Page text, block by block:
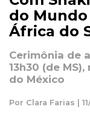
do
África do
Cerimônia de
13h30 (de
do México
Por Clara Farias |